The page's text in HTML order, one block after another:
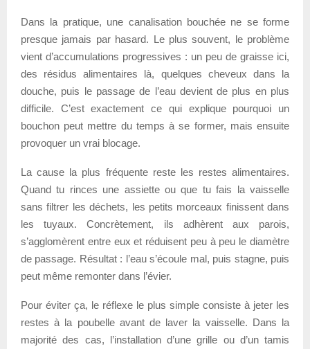
Dans la pratique, une canalisation bouchée ne se forme
presque jamais par hasard. Le plus souvent, le problème
vient d’accumulations progressives : un peu de graisse ici,
des résidus alimentaires là, quelques cheveux dans la
douche, puis le passage de l’eau devient de plus en plus
difficile. C’est exactement ce qui explique pourquoi un
bouchon peut mettre du temps à se former, mais ensuite
provoquer un vrai blocage.
La cause la plus fréquente reste les restes alimentaires.
Quand tu rinces une assiette ou que tu fais la vaisselle
sans filtrer les déchets, les petits morceaux finissent dans
les tuyaux. Concrètement, ils adhèrent aux parois,
s’agglomèrent entre eux et réduisent peu à peu le diamètre
de passage. Résultat : l’eau s’écoule mal, puis stagne, puis
peut même remonter dans l’évier.
Pour éviter ça, le réflexe le plus simple consiste à jeter les
restes à la poubelle avant de laver la vaisselle. Dans la
majorité des cas, l’installation d’une grille ou d’un tamis